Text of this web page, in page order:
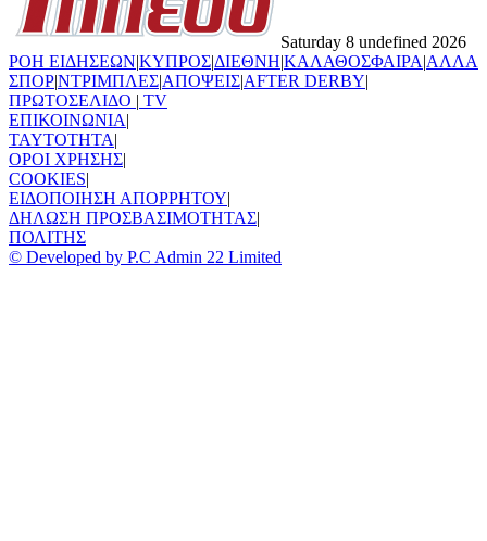
Saturday 8 undefined 2026
ΡΟΗ ΕΙΔΗΣΕΩΝ|ΚΥΠΡΟΣ|ΔΙΕΘΝΗ|ΚΑΛΑΘΟΣΦΑΙΡΑ|ΑΛΛΑ
ΣΠΟΡ|ΝΤΡΙΜΠΛΕΣ|ΑΠΟΨΕΙΣ|AFTER DERBY|
ΠΡΩΤΟΣΕΛΙΔΟ | TV
ΕΠΙΚΟΙΝΩΝΙΑ|
TAYTOTHTA|
ΟΡΟΙ ΧΡΗΣΗΣ|
COOKIES|
ΕΙΔΟΠΟΙΗΣΗ ΑΠΟΡΡΗΤΟΥ|
ΔΗΛΩΣΗ ΠΡΟΣΒΑΣΙΜΟΤΗΤΑΣ|
ΠΟΛΙΤΗΣ
© Developed by P.C Admin 22 Limited